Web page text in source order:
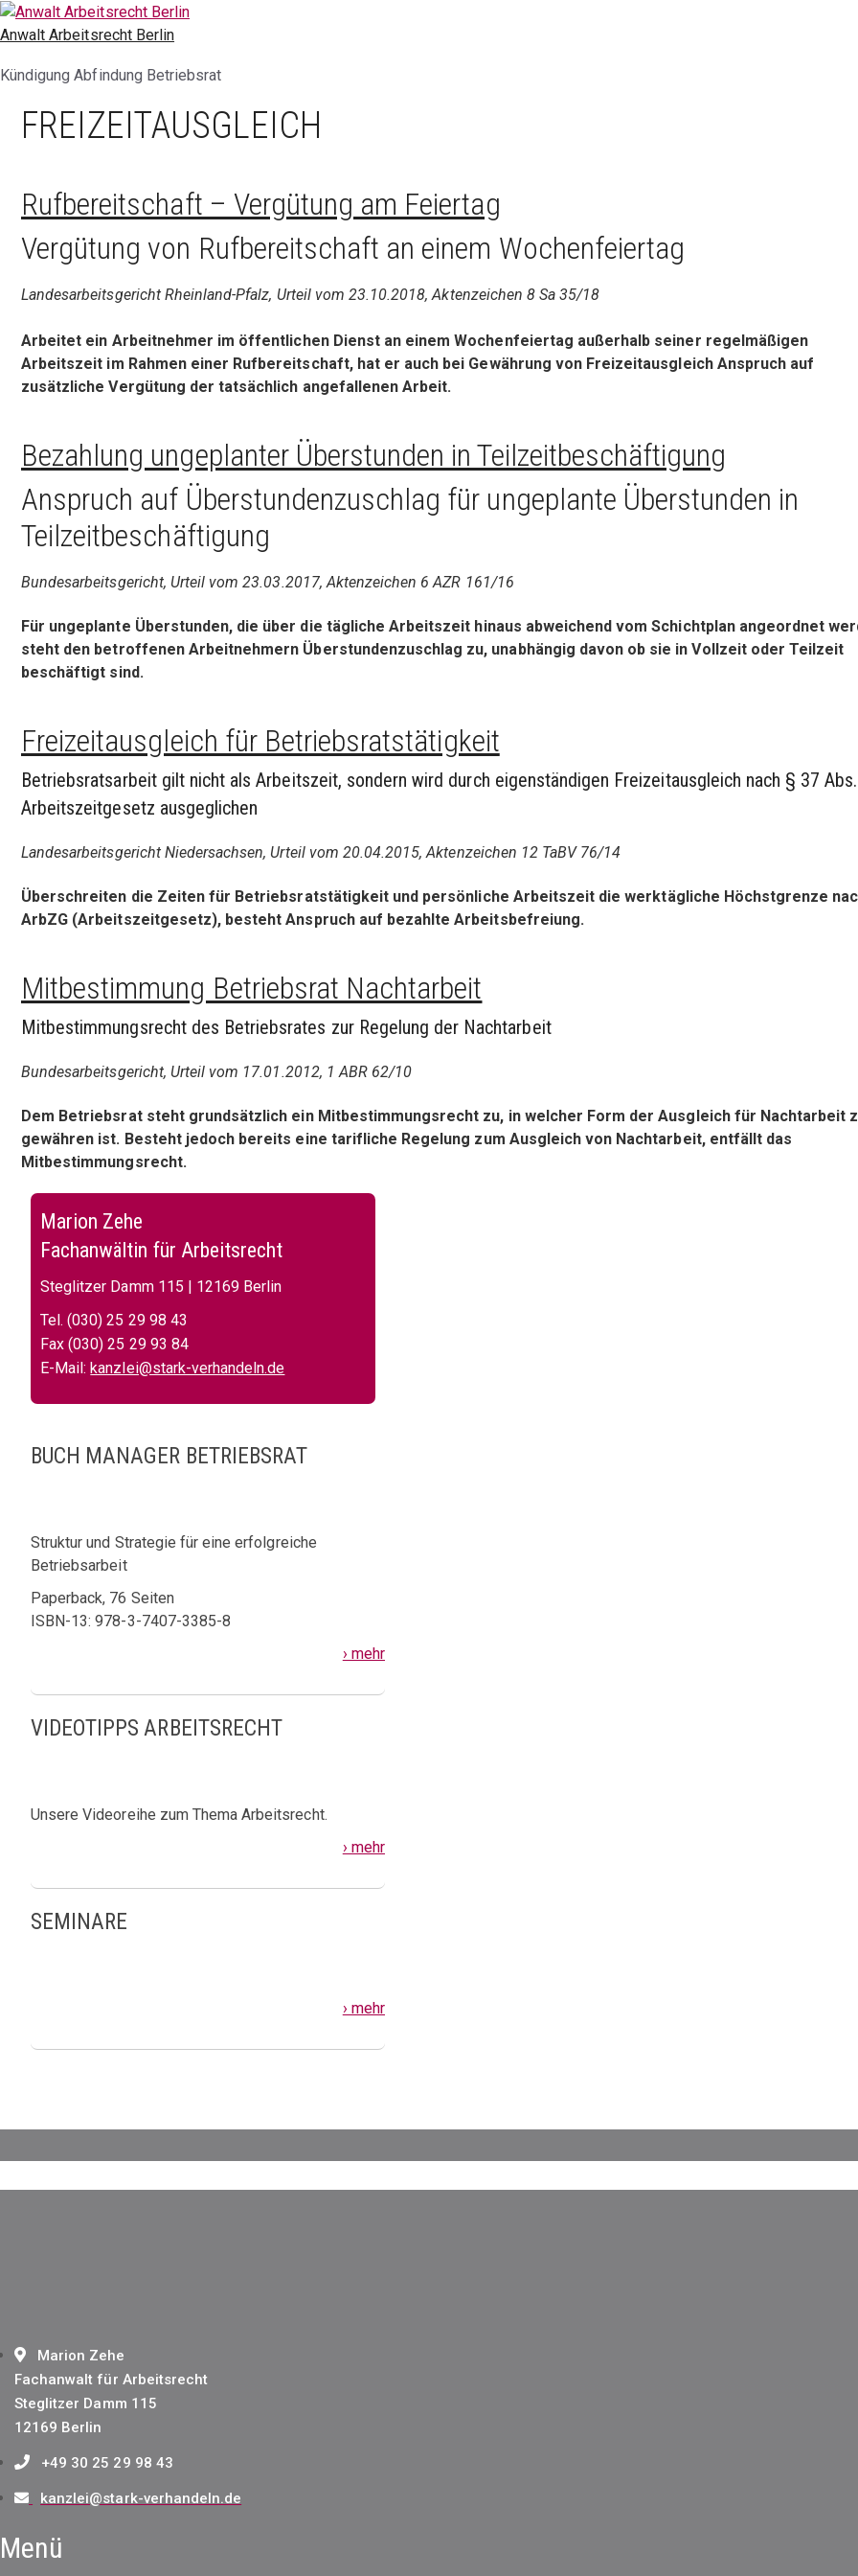
Zum
Inhalt
Anwalt Arbeitsrecht Berlin
Kündigung Abfindung Betriebsrat
FREIZEITAUSGLEICH
Rufbereitschaft – Vergütung am Feiertag
Vergütung von Rufbereitschaft an einem Wochenfeiertag
Landesarbeitsgericht Rheinland-Pfalz, Urteil vom 23.10.2018, Aktenzeichen 8 Sa 35/18
Arbeitet ein Arbeitnehmer im öffentlichen Dienst an einem Wochenfeiertag außerhalb seiner regelmäßigen
Arbeitszeit im Rahmen einer Rufbereitschaft, hat er auch bei Gewährung von Freizeitausgleich Anspruch auf
zusätzliche Vergütung der tatsächlich angefallenen Arbeit.
Bezahlung ungeplanter Überstunden in Teilzeitbeschäftigung
Anspruch auf Überstundenzuschlag für ungeplante Überstunden in
Teilzeitbeschäftigung
Bundesarbeitsgericht, Urteil vom 23.03.2017, Aktenzeichen 6 AZR 161/16
Für ungeplante Überstunden, die über die tägliche Arbeitszeit hinaus abweichend vom Schichtplan angeordnet
steht den betroffenen Arbeitnehmern Überstundenzuschlag zu, unabhängig davon ob sie in Vollzeit oder Teilzeit
beschäftigt sind.
Freizeitausgleich für Betriebsratstätigkeit
Betriebsratsarbeit gilt nicht als Arbeitszeit, sondern wird durch eigenständigen Freizeitausgleich nach § 37
Arbeitszeitgesetz ausgeglichen
Landesarbeitsgericht Niedersachsen, Urteil vom 20.04.2015, Aktenzeichen 12 TaBV 76/14
Überschreiten die Zeiten für Betriebsratstätigkeit und persönliche Arbeitszeit die werktägliche Höchstgrenze
ArbZG (Arbeitszeitgesetz), besteht Anspruch auf bezahlte Arbeitsbefreiung.
Mitbestimmung Betriebsrat Nachtarbeit
Mitbestimmungsrecht des Betriebsrates zur Regelung der Nachtarbeit
Bundesarbeitsgericht, Urteil vom 17.01.2012, 1 ABR 62/10
Dem Betriebsrat steht grundsätzlich ein Mitbestimmungsrecht zu, in welcher Form der Ausgleich für Nachtarbeit
gewähren ist. Besteht jedoch bereits eine tarifliche Regelung zum Ausgleich von Nachtarbeit, entfällt das
Mitbestimmungsrecht.
Marion Zehe
Fachanwältin für Arbeitsrecht
Steglitzer Damm 115 | 12169 Berlin
Tel. (030) 25 29 98 43
Fax (030) 25 29 93 84
E-Mail:kanzlei@stark-verhandeln.de
BUCH MANAGER BETRIEBSRAT
Struktur und Strategie für eine erfolgreiche
Betriebsarbeit
Paperback, 76 Seiten
ISBN-13: 978-3-7407-3385-8
› mehr
VIDEOTIPPS ARBEITSRECHT
Unsere Videoreihe zum Thema Arbeitsrecht.
› mehr
SEMINARE
› mehr
Marion Zehe
Fachanwalt für Arbeitsrecht
Steglitzer Damm 115
12169 Berlin
+49 30 25 29 98 43
kanzlei@stark-verhandeln.de
Menü